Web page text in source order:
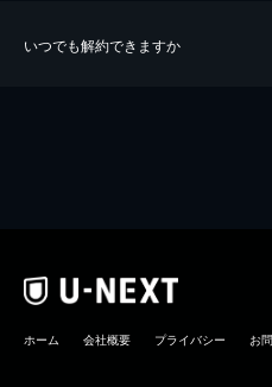
いつでも解約できますか
ホーム 会社概要 プライバシー お